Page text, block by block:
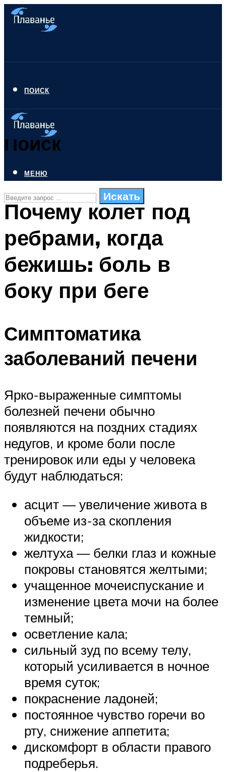
ПОИСК
Поиск
Искать
СТИЛИ ПЛАВАНЬЯ
ПЛАВАНЬЕ ДЛЯ ДЕТЕЙ
БАССЕЙН ДЛЯ ДОМА
ОЧИСТКА БАССЕЙНОВ
МЕНЮ
Почему колет под
ребрами, когда
бежишь: боль в
боку при беге
Симптоматика
заболеваний печени
Ярко-выраженные симптомы
болезней печени обычно
появляются на поздних стадиях
недугов, и кроме боли после
тренировок или еды у человека
будут наблюдаться:
асцит — увеличение живота в
объеме из-за скопления
жидкости;
желтуха — белки глаз и кожные
покровы становятся желтыми;
учащенное мочеиспускание и
изменение цвета мочи на более
темный;
осветление кала;
сильный зуд по всему телу,
который усиливается в ночное
время суток;
покраснение ладоней;
постоянное чувство горечи во
рту, снижение аппетита;
дискомфорт в области правого
подреберья.